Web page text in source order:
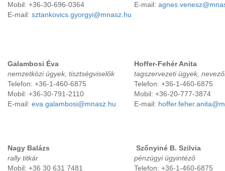
Mobil: +36-30-696-0364
E-mail: sztankovics.gyorgyi@mnasz.hu
E-mail:
Galambosi Éva
nemzetközi ügyek, tisztségviselők
Telefon: +36-1-460-6875
Mobil: +36-30-791-2110
E-mail: eva.galambosi@mnasz.hu
Hoffer-Fehér Anita
tagszervezeti ügyek,
Telefon: +36-1-460-6875
Mobil: +36-20-777-3874
E-mail:
Nagy Balázs
rally titkár
Mobil: +36 30 631 7481
Szőnyiné B. Szilvia
pénzügyi ügyintéző
Telefon: +36-1-460-6875